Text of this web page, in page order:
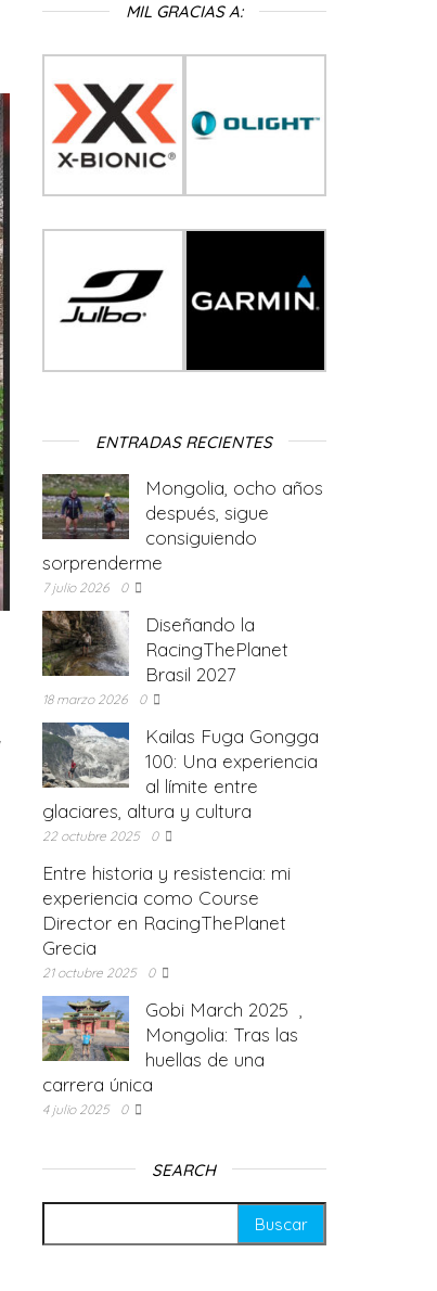
MIL GRACIAS A:
ENTRADAS RECIENTES
Mongolia, ocho años
después, sigue
consiguiendo
sorprenderme
7 julio 2026 0
Diseñando la
RacingThePlanet
Brasil 2027
18 marzo 2026 0
Kailas Fuga Gongga
100: Una experiencia
al límite entre
glaciares, altura y cultura
22 octubre 2025 0
Entre historia y resistencia: mi
experiencia como Course
Director en RacingThePlanet
Grecia
21 octubre 2025 0
Gobi March 2025 ,
Mongolia: Tras las
huellas de una
carrera única
4 julio 2025 0
SEARCH